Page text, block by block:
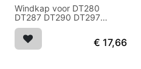
Windkap voor DT280
DT287 DT290 DT297
TGI56C TGI57C TGD57C
€ 17,66